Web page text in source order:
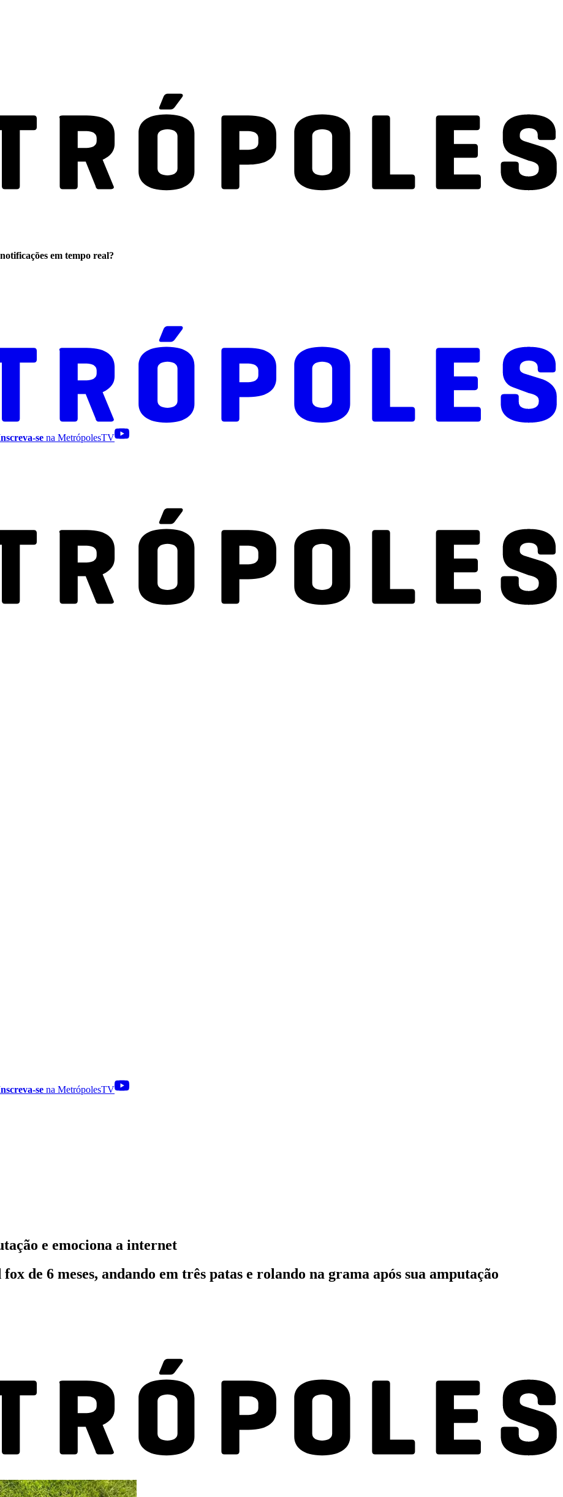
notificações em tempo real?
se na MetrópolesTV
se na MetrópolesTV
e emociona a internet
de 6 meses, andando em três patas e rolando na grama após sua amputação